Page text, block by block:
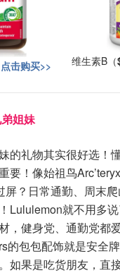
点击购买>> 维生素B（
姐妹
的礼物其实很好选！
要！像始祖鸟
屏？日常通勤、周末
Lululemon就不用多说
，健身党、通勤党都
的包包配饰就是安全
如果是吃货朋友，直